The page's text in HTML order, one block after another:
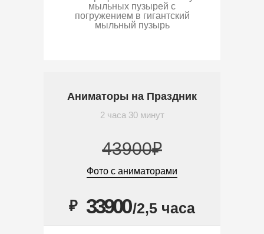
мыльных пузырей с
погружением в гигантский
мыльный пузырь
Аниматоры на Праздник
2 часа 30 минут
43900₽
Фото с аниматорами
₽ 33900/2,5 часа